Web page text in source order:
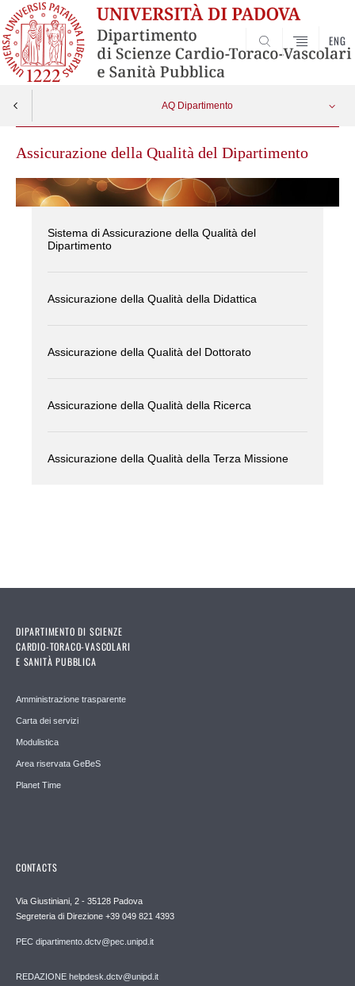
SEARCH
ENG
AQ Dipartimento
Assicurazione della Qualità del Dipartimento
Sistema di Assicurazione della Qualità del
Dipartimento
Assicurazione della Qualità della Didattica
Assicurazione della Qualità del Dottorato
Assicurazione della Qualità della Ricerca
Assicurazione della Qualità della Terza Missione
DIPARTIMENTO DI SCIENZE
CARDIO-TORACO-VASCOLARI
E SANITÀ PUBBLICA
Amministrazione trasparente
Carta dei servizi
Modulistica
Area riservata GeBeS
Planet Time
CONTACTS
Via Giustiniani, 2 - 35128 Padova
Segreteria di Direzione +39 049 821 4393
PEC dipartimento.dctv@pec.unipd.it
REDAZIONE helpdesk.dctv@unipd.it